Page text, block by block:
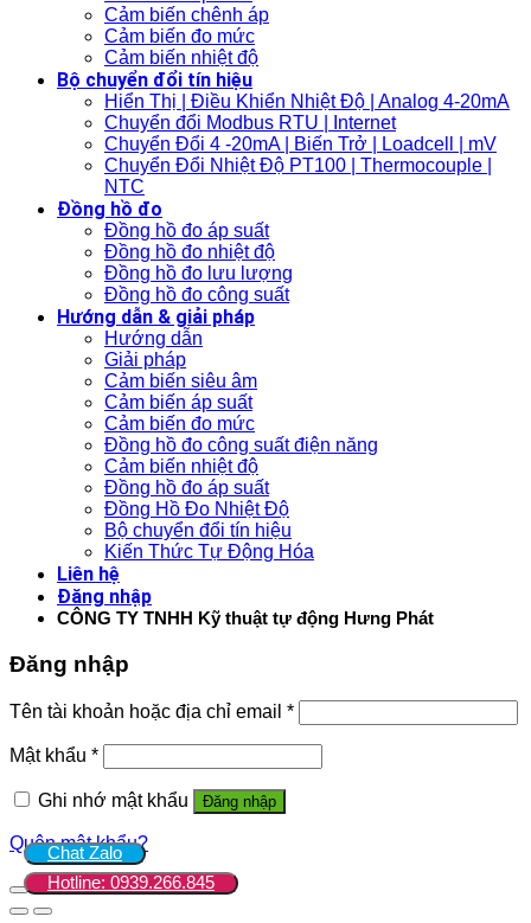
Cảm biến chênh áp
Cảm biến đo mức
Cảm biến nhiệt độ
Bộ chuyển đổi tín hiệu
Hiển Thị | Điều Khiển Nhiệt Độ | Analog 4-20mA
Chuyển đổi Modbus RTU | Internet
Chuyển Đổi 4 -20mA | Biến Trở | Loadcell | mV
Chuyển Đổi Nhiệt Độ PT100 | Thermocouple |
NTC
Đồng hồ đo
Đồng hồ đo áp suất
Đồng hồ đo nhiệt độ
Đồng hồ đo lưu lượng
Đồng hồ đo công suất
Hướng dẫn & giải pháp
Hướng dẫn
Giải pháp
Cảm biến siêu âm
Cảm biến áp suất
Cảm biến đo mức
Đồng hồ đo công suất điện năng
Cảm biến nhiệt độ
Đồng hồ đo áp suất
Đồng Hồ Đo Nhiệt Độ
Bộ chuyển đổi tín hiệu
Kiến Thức Tự Động Hóa
Liên hệ
Đăng nhập
CÔNG TY TNHH Kỹ thuật tự động Hưng Phát
Chat Zalo
Hotline: 0939.266.845
Đăng nhập
Tên tài khoản hoặc địa chỉ email *
Mật khẩu *
Ghi nhớ mật khẩu Đăng nhập
Quên mật khẩu?